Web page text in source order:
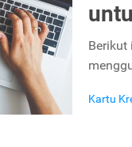
Berikut
Kartu